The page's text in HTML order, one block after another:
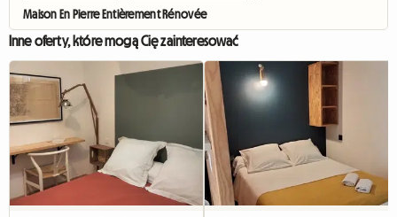
Maison En Pierre Entièrement Rénovée
Inne oferty, które mogą Cię zainteresować